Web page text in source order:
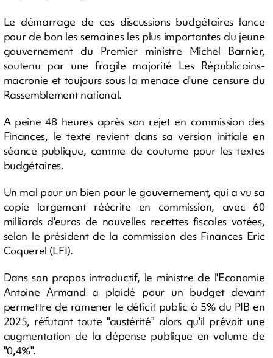
Le démarrage de ces discussions budgétaires lance
pour de bon les semaines les plus importantes du jeune
gouvernement du Premier ministre Michel Barnier,
soutenu par une fragile majorité Les Républicains-
macronie et toujours sous la menace d'une censure du
Rassemblement national.
A peine 48 heures après son rejet en commission des
Finances, le texte revient dans sa version initiale en
séance publique, comme de coutume pour les textes
budgétaires.
Un mal pour un bien pour le gouvernement, qui a vu sa
copie largement réécrite en commission, avec 60
milliards d'euros de nouvelles recettes fiscales votées,
selon le président de la commission des Finances Eric
Coquerel (LFI).
Dans son propos introductif, le ministre de l'Economie
Antoine Armand a plaidé pour un budget devant
permettre de ramener le déficit public à 5% du PIB en
2025, réfutant toute "austérité" alors qu'il prévoit une
augmentation de la dépense publique en volume de
"0,4%".